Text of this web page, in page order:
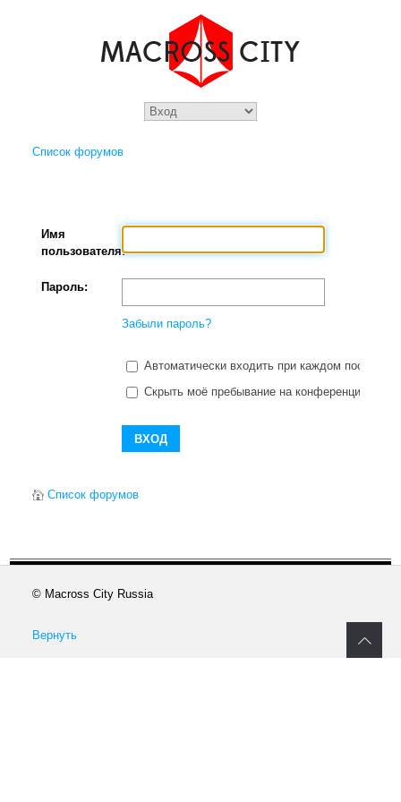
Список форумов
Имя
пользователя:
Пароль:
Забыли пароль?
Автоматически входить при каждом
Скрыть моё пребывание на конференции в
Список форумов
© Macross City Russia
Вернуть